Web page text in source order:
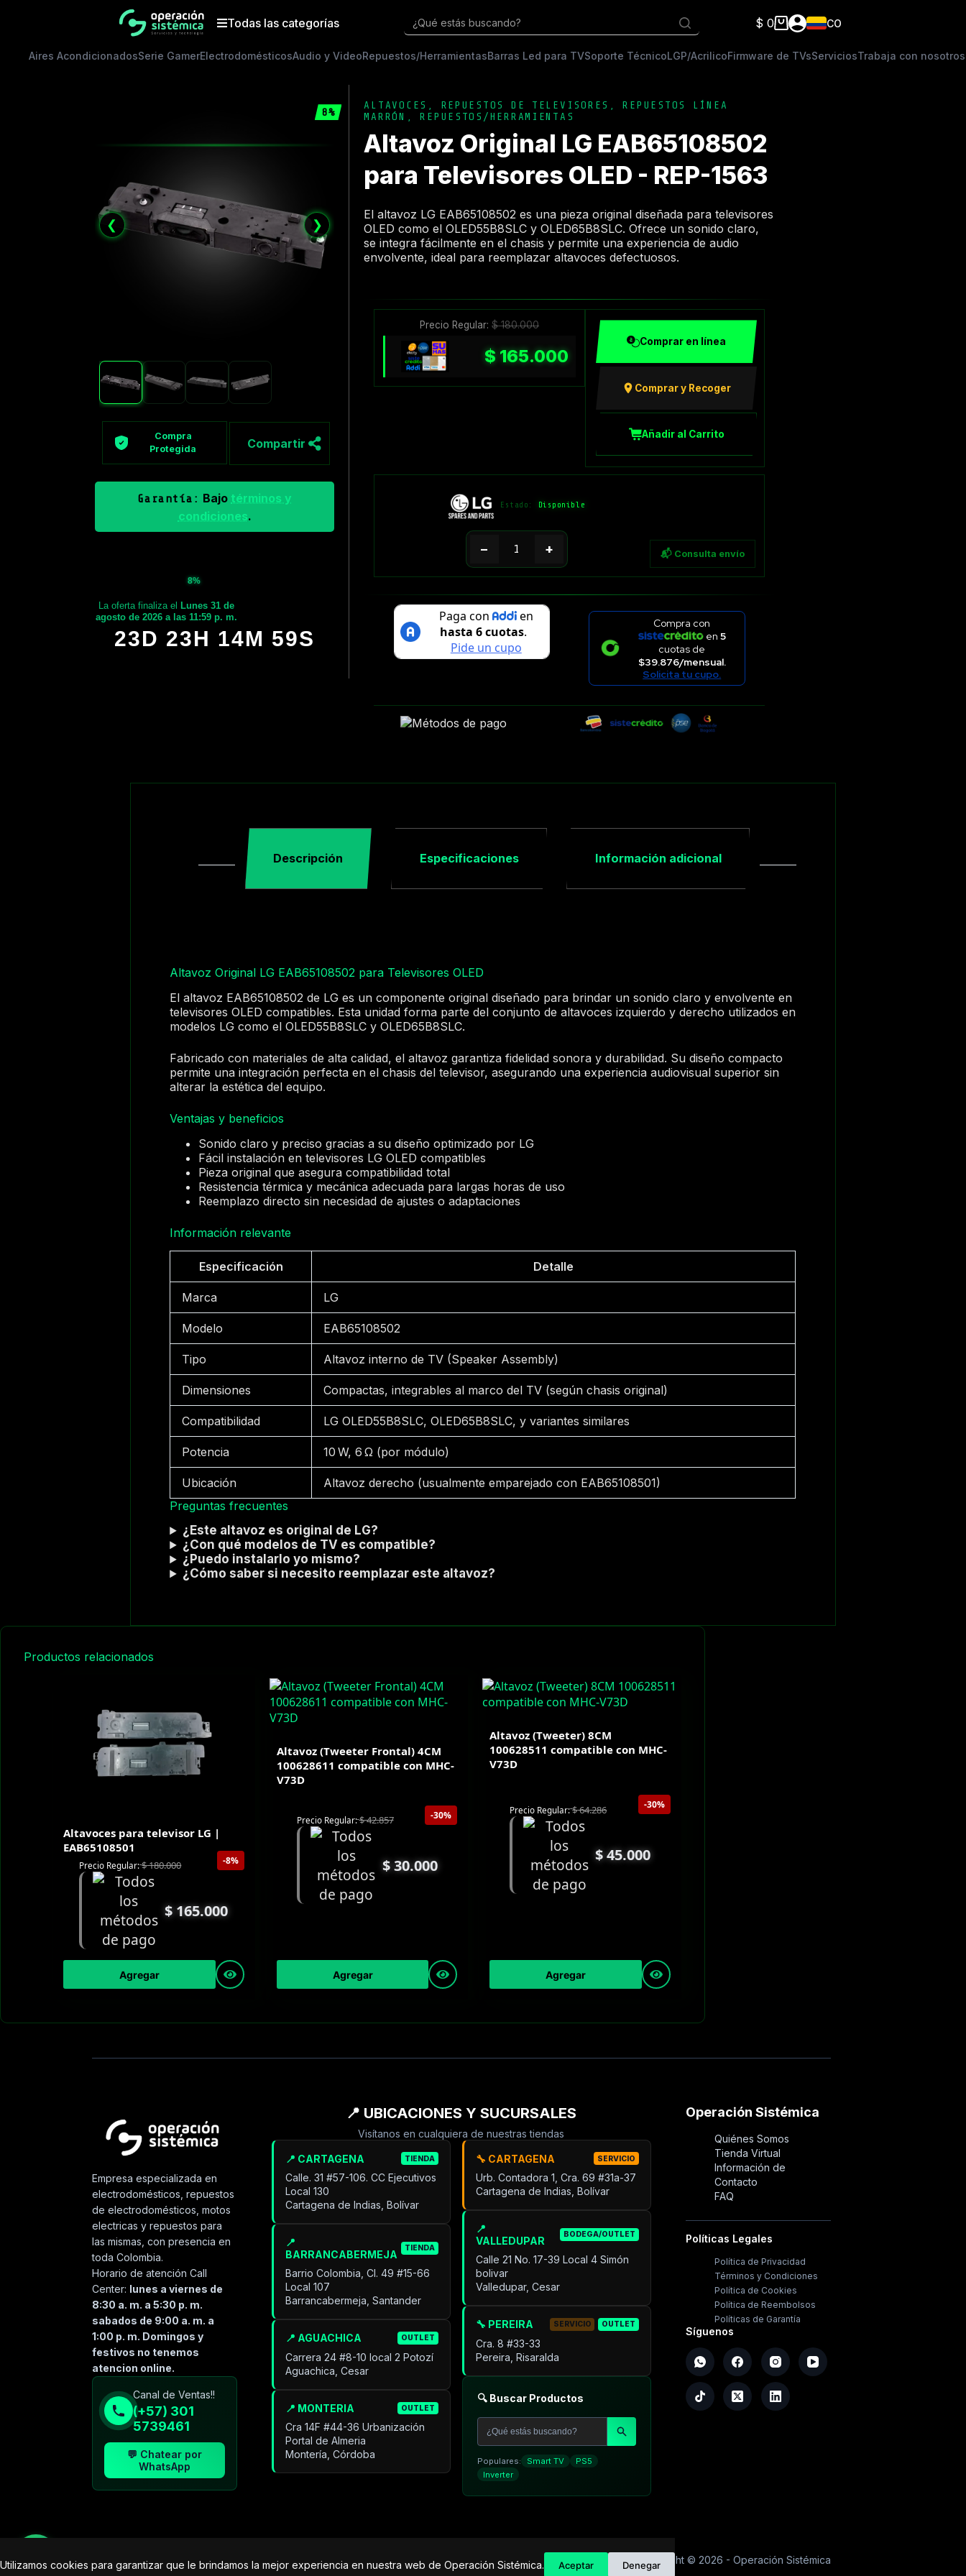
Utilizamos cookies para garantizar que le brindamos la mejor experiencia en nuestra web de Operación Sistémica. Aceptar Denegar
Todas las categorías ¿Qué estás buscando?
Carro
compra
$ 0 CO
Aires AcondicionadosSerie GamerElectrodomésticosAudio y VideoRepuestos/HerramientasBarras Led para TVSoporte TécnicoLGP/AcrilicoFirmware de TVsServiciosTrabaja con nosotros
8%
❮ ❯
Compra
Protegida
Compartir
Garantía: Bajo términos y
condiciones.
8%
La oferta finaliza elLunes 31 de
agosto de 2026 a las 11:59 p. m.
23D 23H 14M 58S
ALTAVOCES REPUESTOS DE TELEVISORES ,REPUESTOS LÍNEA
MARRÓN
,REPUESTOS/HERRAMIENTAS
Altavoz Original LG EAB65108502
para Televisores OLED - REP-1563
El altavoz LG EAB65108502 es una pieza original diseñada para televisores
OLED como el OLED55B8SLC y OLED65B8SLC. Ofrece un sonido claro,
se integra fácilmente en el chasis y permite una experiencia de audio
envolvente, ideal para reemplazar altavoces defectuosos.
Precio Regular:$180.000
$ 165.000
Comprar en línea
Comprar y Recoger
Añadir al Carrito
Estado: Disponible
− + 📬 Consulta envío
Compra con
en 5
cuotas de
$39.876/mensual.
Solicita tu cupo.
Descripción Especificaciones Información adicional
Altavoz Original LG EAB65108502 para Televisores OLED
El altavoz EAB65108502 de LG es un componente original diseñado para brindar un sonido claro y envolvente en
televisores OLED compatibles. Esta unidad forma parte del conjunto de altavoces izquierdo y derecho utilizados en
modelos LG como el OLED55B8SLC y OLED65B8SLC.
Fabricado con materiales de alta calidad, el altavoz garantiza fidelidad sonora y durabilidad. Su diseño compacto
permite una integración perfecta en el chasis del televisor, asegurando una experiencia audiovisual superior sin
alterar la estética del equipo.
Ventajas y beneficios
Sonido claro y preciso gracias a su diseño optimizado por LG
Fácil instalación en televisores LG OLED compatibles
Pieza original que asegura compatibilidad total
Resistencia térmica y mecánica adecuada para largas horas de uso
Reemplazo directo sin necesidad de ajustes o adaptaciones
Información relevante
Especificación Detalle
Marca LG
Modelo EAB65108502
Tipo Altavoz interno de TV (Speaker Assembly)
Dimensiones Compactas, integrables al marco del TV (según chasis original)
Compatibilidad LG OLED55B8SLC, OLED65B8SLC, y variantes similares
Potencia 10 W, 6 Ω (por módulo)
Ubicación
Altavoz derecho (usualmente emparejado con EAB65108501)
Preguntas frecuentes
¿Este altavoz es original de LG?
¿Con qué modelos de TV es compatible?
¿Puedo instalarlo yo mismo?
¿Cómo saber si necesito reemplazar este altavoz?
Productos relacionados
Altavoces para televisor LG |
EAB65108501
-8%
Precio Regular:$180.000
$ 165.000
Agregar
Altavoz (Tweeter Frontal) 4CM
100628611 compatible con MHC-
V73D
-30%
Precio Regular:$42.857
$30.000
Agregar
Altavoz (Tweeter) 8CM
100628511 compatible con MHC-
V73D
-30%
Precio Regular:$64.286
$45.000
Agregar
Empresa especializada en
electrodomésticos, repuestos
de electrodomésticos, motos
electricas y repuestos para
las mismas, con presencia en
toda Colombia.
Horario de atención Call
Center: lunes a viernes de
8:30 a. m. a 5:30 p. m.
sabados de 9:00 a. m. a
1:00 p. m. Domingos y
festivos no tenemos
atencion online.
Canal de Ventas!!
(+57) 301
5739461
💬 Chatear por
WhatsApp
📍 UBICACIONES Y SUCURSALES
Visítanos en cualquiera de nuestras tiendas
📍 CARTAGENA TIENDA
Calle. 31 #57-106. CC Ejecutivos
Local 130
Cartagena de Indias, Bolívar
📍
BARRANCABERMEJA
TIENDA
Barrio Colombia, Cl. 49 #15-66
Local 107
Barrancabermeja, Santander
📍 AGUACHICA OUTLET
Carrera 24 #8-10 local 2 Potozí
Aguachica, Cesar
📍 MONTERIA OUTLET
Cra 14F #44-36 Urbanización
Portal de Almeria
Montería, Córdoba
🔧 CARTAGENA SERVICIO
Urb. Contadora 1, Cra. 69 #31a-37
Cartagena de Indias, Bolívar
📍
VALLEDUPAR
BODEGA/OUTLET
Calle 21 No. 17-39 Local 4 Simón
bolivar
Valledupar, Cesar
🔧 PEREIRA SERVICIO OUTLET
Cra. 8 #33-33
Pereira, Risaralda
🔍 Buscar Productos
Populares: Smart TV
PS5
Inverter
Operación Sistémica
Quiénes Somos
Tienda Virtual
Información de
Contacto
FAQ
Políticas Legales
Política de Privacidad
Términos y Condiciones
Política de Cookies
Política de Reembolsos
Políticas de Garantía
Síguenos
Copyright © 2026 - Operación Sistémica
Especialista de operación
sistémica